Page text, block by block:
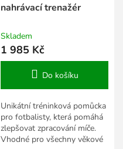
nahrávací trenažér
Skladem
1 985 Kč
Do košíku
Unikátní tréninková pomůcka
pro fotbalisty, která pomáhá
zlepšovat zpracování míče.
Vhodné pro všechny věkové